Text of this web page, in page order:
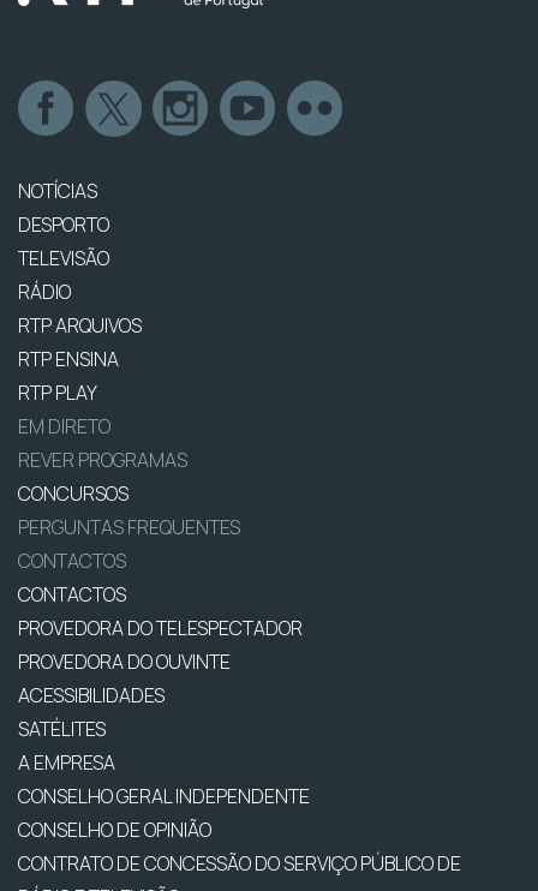
NOTÍCIAS
DESPORTO
TELEVISÃO
RÁDIO
RTP ARQUIVOS
RTP ENSINA
RTP PLAY
EM DIRETO
REVER PROGRAMAS
CONCURSOS
PERGUNTAS FREQUENTES
CONTACTOS
CONTACTOS
PROVEDORA DO TELESPECTADOR
PROVEDORA DO OUVINTE
ACESSIBILIDADES
SATÉLITES
A EMPRESA
CONSELHO GERAL INDEPENDENTE
CONSELHO DE OPINIÃO
CONTRATO DE CONCESSÃO DO SERVIÇO PÚBLICO DE